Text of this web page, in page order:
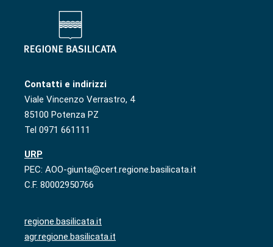
Contatti e indirizzi
Viale Vincenzo Verrastro, 4
85100 Potenza PZ
Tel 0971 661111
URP
PEC: AOO-giunta@cert.regione.basilicata.it
C.F. 80002950766
regione.basilicata.it
agr.regione.basilicata.it